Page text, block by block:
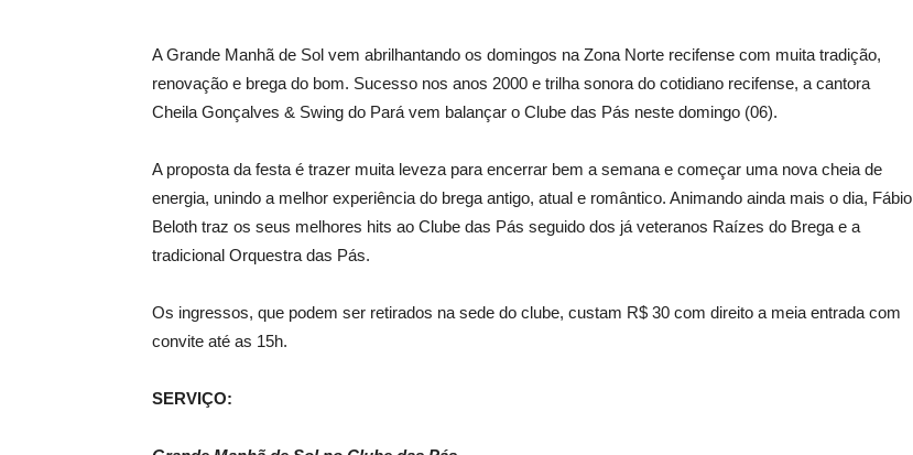
A Grande Manhã de Sol vem abrilhantando os domingos na Zona Norte recifense com muita tradição,
renovação e brega do bom. Sucesso nos anos 2000 e trilha sonora do cotidiano recifense, a cantora
Cheila Gonçalves & Swing do Pará vem balançar o Clube das Pás neste domingo (06).
A proposta da festa é trazer muita leveza para encerrar bem a semana e começar uma nova cheia de
energia, unindo a melhor experiência do brega antigo, atual e romântico. Animando ainda mais o dia, Fábio
Beloth traz os seus melhores hits ao Clube das Pás seguido dos já veteranos Raízes do Brega e a
tradicional Orquestra das Pás.
Os ingressos, que podem ser retirados na sede do clube, custam R$ 30 com direito a meia entrada com
convite até as 15h.
SERVIÇO: